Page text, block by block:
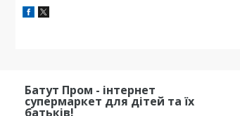
Батут Пром - інтернет
супермаркет для дітей та їх
батьків!